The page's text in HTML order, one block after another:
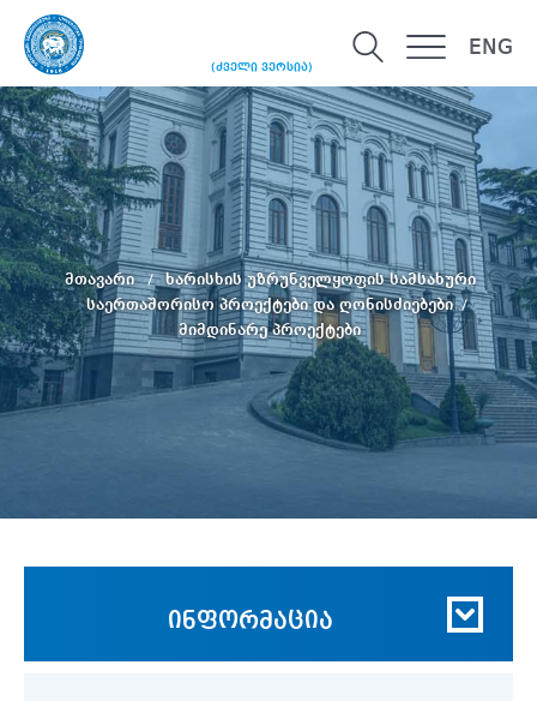
(ძველი ვერსია)
ENG
მთავარი
ხარისხის უზრუნველყოფის სამსახური
საერთაშორისო პროექტები და ღონისძიებები
მიმდინარე პროექტები
ინფორმაცია